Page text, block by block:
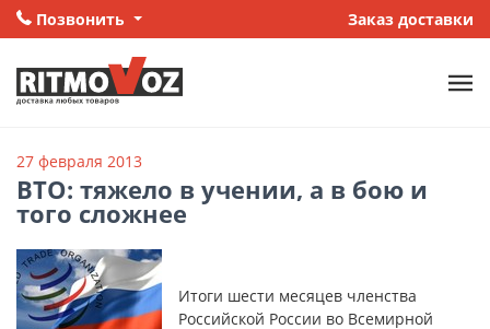
Позвонить Заказ доставки
27 февраля 2013
ВТО: тяжело в учении, а в бою и
того сложнее
Итоги шести месяцев членства
Российской России во Всемирной